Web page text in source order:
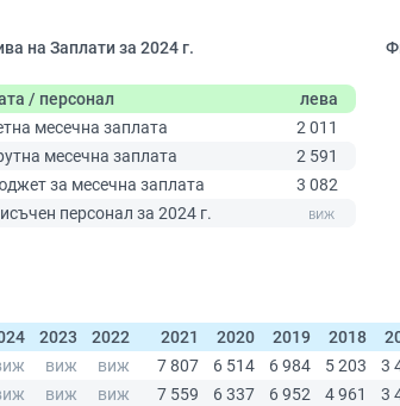
на Заплати за 2024 г.
/ персонал
лева
месечна заплата
2 011
месечна заплата
2 591
за месечна заплата
3 082
персонал за 2024 г.
2023 2022 2021 2020 2019 2018